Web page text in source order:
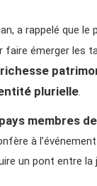
a rappelé que
faire émerger les
plurielle.
membres de
à
un pont entre la